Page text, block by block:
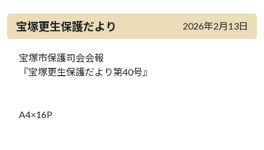
宝塚更生保護だより 2026年2月13日
宝塚市保護司会会報
『宝塚更生保護だより第40号』
A4×16P